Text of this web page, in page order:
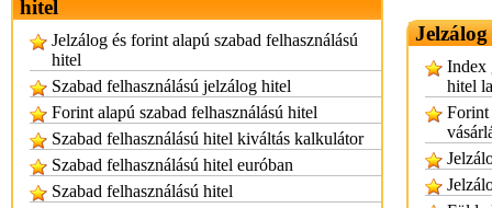
hitel
Jelzálog és forint alapú szabad felhasználású
hitel
Szabad felhasználású jelzálog hitel
Forint alapú szabad felhasználású hitel
Szabad felhasználású hitel kiváltás kalkulátor
Szabad felhasználású hitel euróban
Szabad felhasználású hitel
Index
hitel
Forint